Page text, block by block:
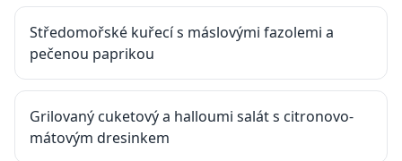
Středomořské kuřecí s máslovými fazolemi a
pečenou paprikou
Grilovaný cuketový a halloumi salát s citronovo-
mátovým dresinkem